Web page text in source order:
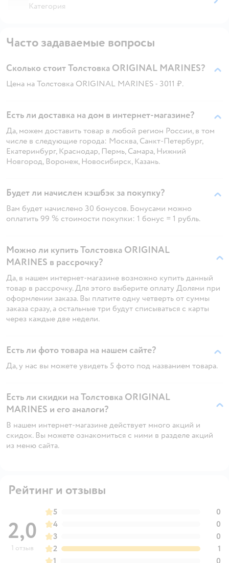
Категория
Часто задаваемые вопросы
Сколько стоит Толстовка ORIGINAL MARINES?
Цена на Толстовка ORIGINAL MARINES - 3011 ₽.
Есть ли доставка на дом в интернет-магазине?
Да, можем доставить товар в любой регион России, в том
числе в следующие города: Москва, Санкт-Петербург,
Екатеринбург, Краснодар, Пермь, Самара, Нижний
Новгород, Воронеж, Новосибирск, Казань.
Будет ли начислен кэшбэк за покупку?
Вам будет начислено 30 бонусов. Бонусами можно
оплатить 99 % стоимости покупки: 1 бонус = 1 рубль.
Можно ли купить Толстовка ORIGINAL
MARINES в рассрочку?
Да, в нашем интернет-магазине возможно купить данный
товар в рассрочку. Для этого выберите оплату Долями при
оформлении заказа. Вы платите одну четверть от суммы
заказа сразу, а остальные три будут списываться с карты
через каждые две недели.
Есть ли фото товара на нашем сайте?
Да, у нас вы можете увидеть 5 фото под названием товара.
Есть ли скидки на Толстовка ORIGINAL
MARINES и его аналоги?
В нашем интернет-магазине действует много акций и
скидок. Вы можете ознакомиться с ними в разделе акций
из меню сайта.
Рейтинг и отзывы
2,0
1 отзыв
5
0
4
0
3
0
2
1
1
0